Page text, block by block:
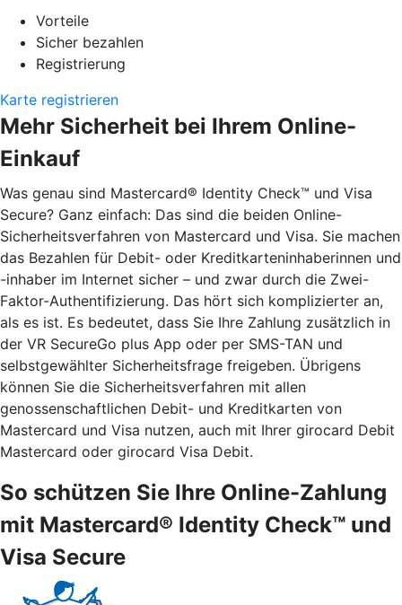
Vorteile
Sicher bezahlen
Registrierung
Karte registrieren
Mehr Sicherheit bei Ihrem Online-
Einkauf
Was genau sind Mastercard® Identity Check™ und Visa
Secure? Ganz einfach: Das sind die beiden Online-
Sicherheitsverfahren von Mastercard und Visa. Sie machen
das Bezahlen für Debit- oder Kreditkarteninhaberinnen und
-inhaber im Internet sicher – und zwar durch die Zwei-
Faktor-Authentifizierung. Das hört sich komplizierter an,
als es ist. Es bedeutet, dass Sie Ihre Zahlung zusätzlich in
der VR SecureGo plus App oder per SMS-TAN und
selbstgewählter Sicherheitsfrage freigeben. Übrigens
können Sie die Sicherheitsverfahren mit allen
genossenschaftlichen Debit- und Kreditkarten von
Mastercard und Visa nutzen, auch mit Ihrer girocard Debit
Mastercard oder girocard Visa Debit.
So schützen Sie Ihre Online-Zahlung
mit Mastercard® Identity Check™ und
Visa Secure